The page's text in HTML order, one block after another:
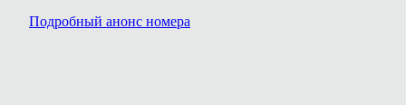
Подробный анонс номера